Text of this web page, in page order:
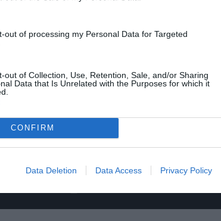
out of processing my Personal Data for Targeted
out of Collection, Use, Retention, Sale, and/or Sharing
Data that Is Unrelated with the Purposes for which it
CONFIRM
Data Deletion Data Access Privacy Policy